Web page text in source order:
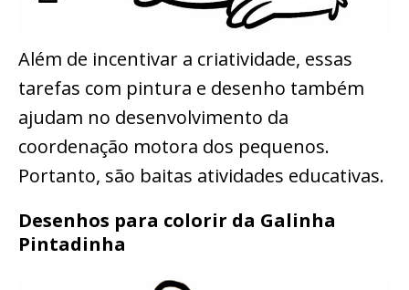
Além de incentivar a criatividade, essas
tarefas com pintura e desenho também
ajudam no desenvolvimento da
coordenação motora dos pequenos.
Portanto, são baitas atividades educativas.
Desenhos para colorir da Galinha
Pintadinha